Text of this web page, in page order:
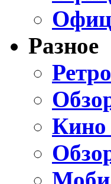
Разное
Ретро
Кино